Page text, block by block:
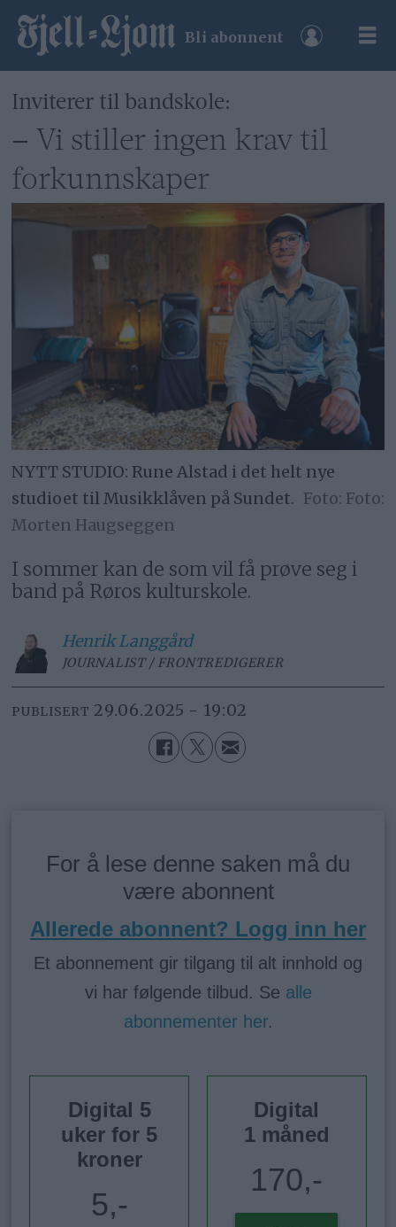
Bli abonnent
Inviterer til bandskole:
– Vi stiller ingen krav til
forkunnskaper
NYTT STUDIO: Rune Alstad i det helt nye
studioet til Musikklåven på Sundet.
Foto:
Morten Haugseggen
I sommer kan de som vil få prøve seg i
band på Røros kulturskole.
Henrik Langgård
JOURNALIST / FRONTREDIGERER
PUBLISERT 29.06.2025 - 19:02
For å lese denne saken må du
være abonnent
Allerede abonnent? Logg inn her
Et abonnement gir tilgang til alt innhold og
vi har følgende tilbud. Se alle
abonnementer her.
Digital 5
uker for 5
kroner
5,-
Digital
1 måned
170,-